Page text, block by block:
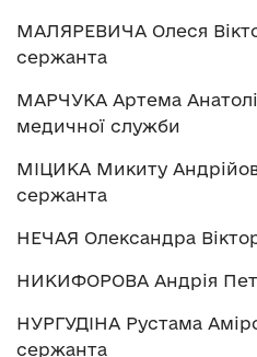
МАЛЯРЕВИЧА Олеся
сержанта
МАРЧУКА Артема
медичної служби
МІЦИКА Микиту
сержанта
НЕЧАЯ Олександра
НИКИФОРОВА Андрія
НУРГУДІНА Рустама
сержанта